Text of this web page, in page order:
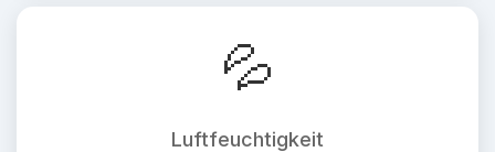
💦
Luftfeuchtigkeit